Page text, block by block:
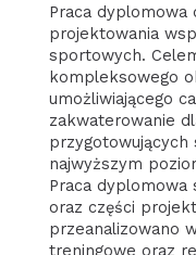
Praca
projektowania
sportowych.
kompleksowego
umożliwiającego
zakwaterowanie
przygotowujących
najwyższym
Praca dyplomowa
oraz części
przeanalizowano
treningowe oraz